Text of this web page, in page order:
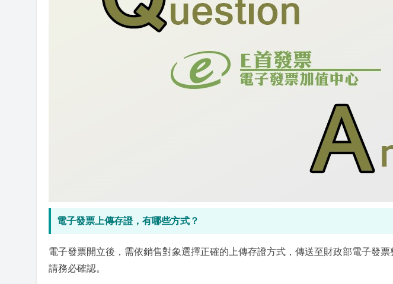
電子發票上傳存證，有哪些方式？
電子發票開立後，需依銷售對象選擇正確的上傳存證方式，傳送至財政部電子發
請務必確認。